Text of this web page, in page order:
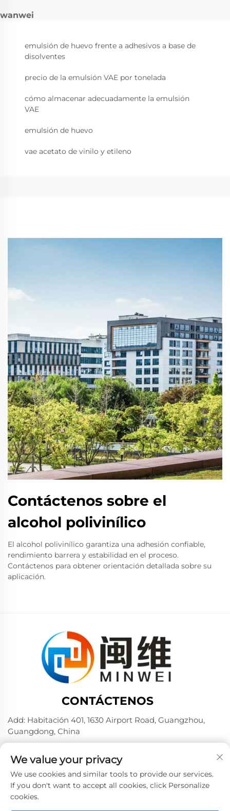
wanwei
emulsión de huevo frente a adhesivos a base de
disolventes
precio de la emulsión VAE por tonelada
cómo almacenar adecuadamente la emulsión
VAE
emulsión de huevo
vae acetato de vinilo y etileno
Contáctenos sobre el
alcohol polivinílico
El alcohol polivinílico garantiza una adhesión confiable,
rendimiento barrera y estabilidad en el proceso.
Contáctenos para obtener orientación detallada sobre su
aplicación.
CONTÁCTENOS
Add: Habitación 401, 1630 Airport Road, Guangzhou,
Guangdong, China
Por teléfono / Wechat / WhatsApp:
+86 15180199394 +86 18475997413
Correo electrónico:[email protected]
We value your privacy
We use cookies and similar tools to provide our services.
If you don't want to accept all cookies, click Personalize
cookies.